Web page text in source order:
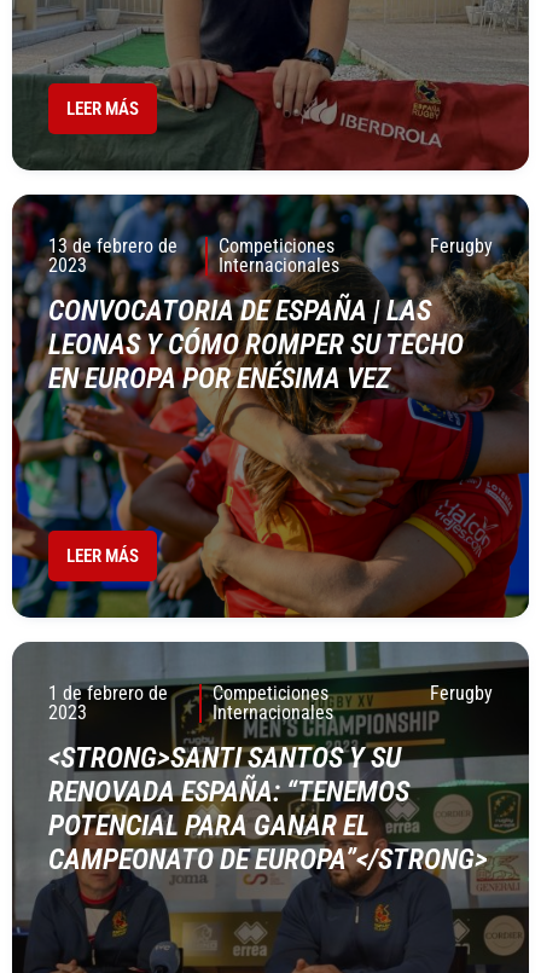
LEER MÁS
13 de febrero de
2023
Competiciones
Internacionales
Ferugby
CONVOCATORIA DE ESPAÑA | LAS
LEONAS Y CÓMO ROMPER SU TECHO
EN EUROPA POR ENÉSIMA VEZ
LEER MÁS
1 de febrero de
2023
Competiciones
Internacionales
Ferugby
<STRONG>SANTI SANTOS Y SU
RENOVADA ESPAÑA: “TENEMOS
POTENCIAL PARA GANAR EL
CAMPEONATO DE EUROPA”</STRONG>